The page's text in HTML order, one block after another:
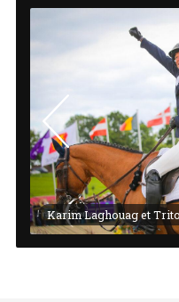
Karim Laghouag et